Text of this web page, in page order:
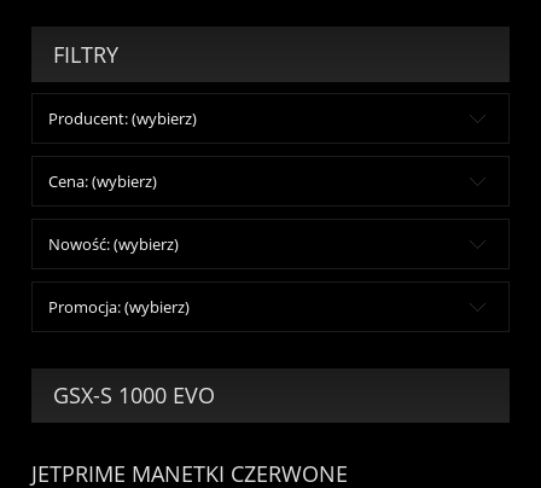
FILTRY
Producent: (wybierz)
Cena: (wybierz)
Nowość: (wybierz)
Promocja: (wybierz)
GSX-S 1000 EVO
JETPRIME MANETKI CZERWONE